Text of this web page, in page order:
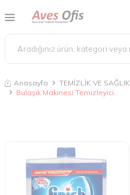
Anasayfa TEMİZLİK VE SAĞLIK
Bulaşık Makinesi Temizleyici